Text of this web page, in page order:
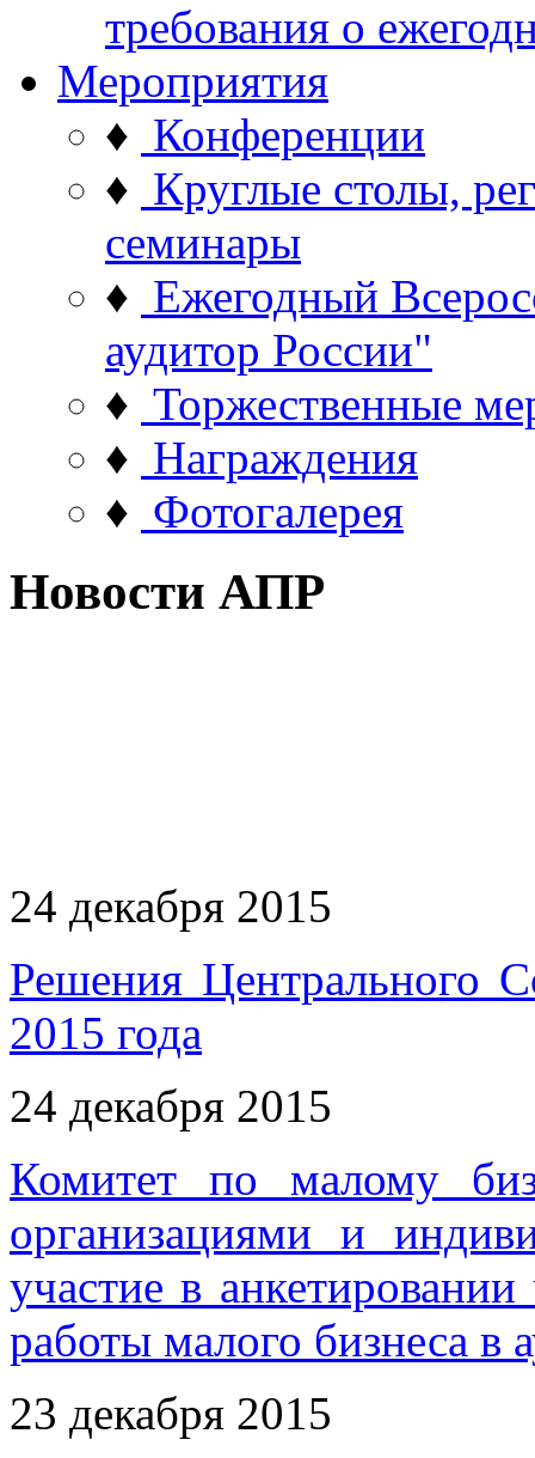
требования о
Мероприятия
♦ Конференции
♦ Круглые столы,
семинары
♦ Ежегодный
аудитор России"
♦ Торжественные
♦ Награждения
♦ Фотогалерея
Новости АПР
24 декабря 2015
Решения Центрального
2015 года
24 декабря 2015
Комитет по малому
организациями и
участие в
работы малого бизнеса в
23 декабря 2015